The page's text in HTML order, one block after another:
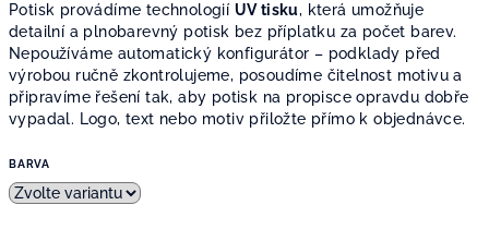
Potisk provádíme technologií UV tisku, která umožňuje
detailní a plnobarevný potisk bez příplatku za počet barev.
Nepoužíváme automatický konfigurátor – podklady před
výrobou ručně zkontrolujeme, posoudíme čitelnost motivu a
připravíme řešení tak, aby potisk na propisce opravdu dobře
vypadal. Logo, text nebo motiv přiložte přímo k objednávce.
BARVA